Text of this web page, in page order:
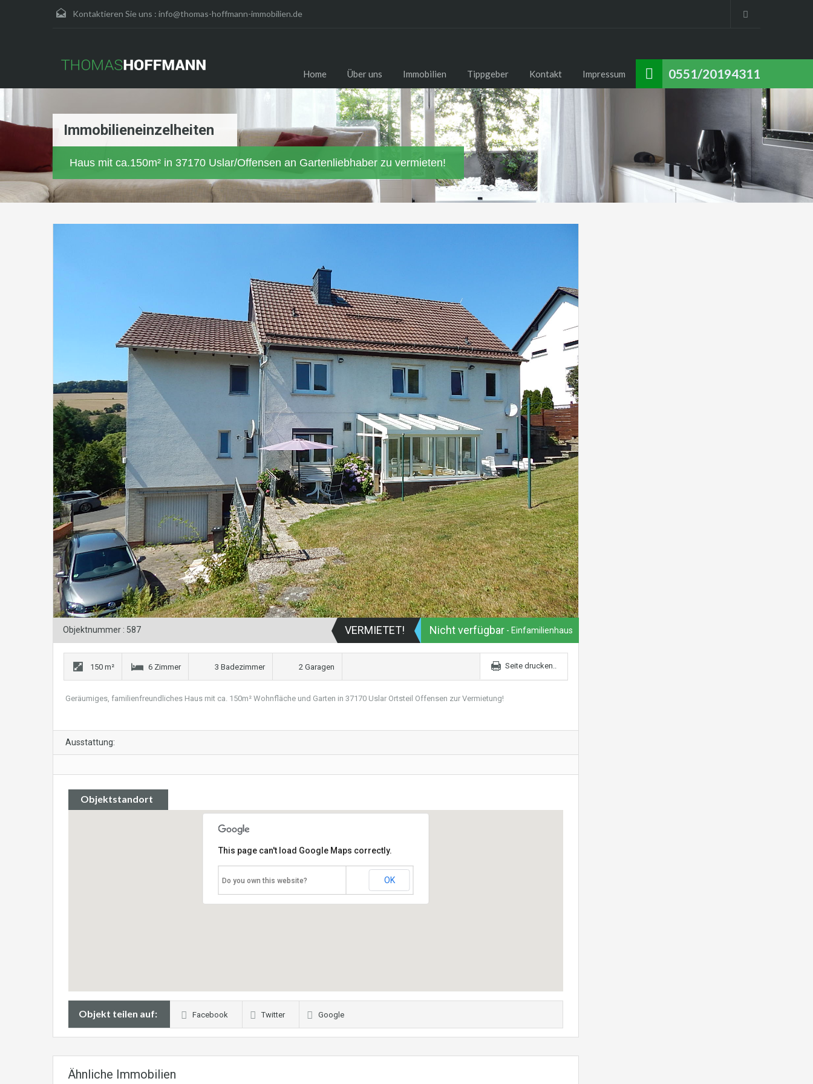
Kontaktieren Sie uns : info@thomas-hoffmann-immobilien.de
0551/20194311
Home Über uns Immobilien Tippgeber Kontakt Impressum
Immobilieneinzelheiten
Haus mit ca.150m² in 37170 Uslar/Offensen an Gartenliebhaber zu vermieten!
Objektnummer : 587 VERMIETET! Nicht verfügbar - Einfamilienhaus
150 m² 6 Zimmer 3 Badezimmer 2 Garagen Seite drucken..
Geräumiges, familienfreundliches Haus mit ca. 150m² Wohnfläche und Garten in 37170 Uslar Ortsteil Offensen zur Vermietung!
Ausstattung:
Objektstandort
This page can't load Google Maps correctly.
Do you own this website? OK
Objekt teilen auf: Facebook Twitter Google
Ähnliche Immobilien